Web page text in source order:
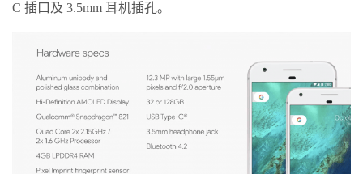
C 插口及 3.5mm 耳机插孔。